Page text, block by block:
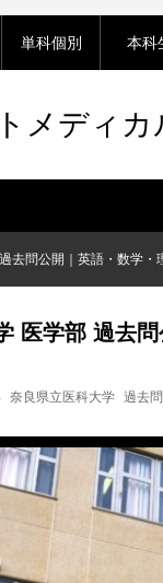
単科個別 本科
メディカ
去問公開｜英語・数学・
医学部 過去
奈良県立医科大学 過去問